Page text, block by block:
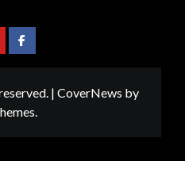
Facebook
| CoverNews by